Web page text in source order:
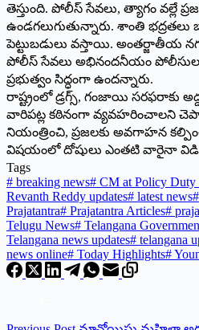
తెస్తుంది. పోలీస్ సేవలు, త్యాగం వల్లే
ఉండగలుగుతున్నారు. శాంతి
పెట్టుబడులు వస్తాయి. అంతర్జాతీయ
పోలీస్ సేవలు అభినందనీయం పోలీసుల
ప్రభుత్వం సిద్ధంగా ఉందన్నారు.
రాష్ట్రంలో డ్రగ్స్, గంజాయి సరఫరాకు
వారిపట్ల కఠినంగా వ్యవహరించాల‌ని
నియంత్రించి, ప్రజలకు అవగాహన
విషయంలో దోషులు ఎంతటి వారైనా
Tags
# breaking news# CM at Policy Duty
Revanth Reddy updates# latest news#
Prajatantra# Prajatantra Articles#
Telugu News# Telangana
Telangana news updates# telangana
news online# Today Highlights#